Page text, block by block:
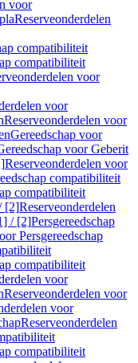
voor
Reserveonderdelen
compatibiliteit
compatibiliteit
voor
voor
Reserveonderdelen voor
Gereedschap voor
voor Geberit
Reserveonderdelen voor
compatibiliteit
compatibiliteit
[2]Reserveonderdelen
/ [2]Persgereedschap
Persgereedschap
compatibiliteit
voor
Reserveonderdelen voor
voor
Reserveonderdelen
compatibiliteit